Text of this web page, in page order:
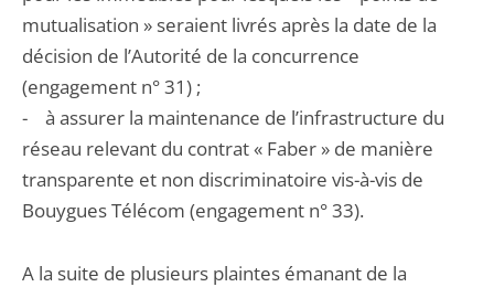
mutualisation » seraient livrés après la date de la
décision de l’Autorité de la concurrence
(engagement n° 31) ;
- à assurer la maintenance de l’infrastructure du
réseau relevant du contrat « Faber » de manière
transparente et non discriminatoire vis-à-vis de
Bouygues Télécom (engagement n° 33).
A la suite de plusieurs plaintes émanant de la